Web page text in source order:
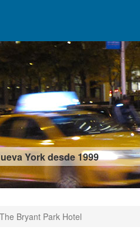
York desde 1999
The Bryant Park Hotel